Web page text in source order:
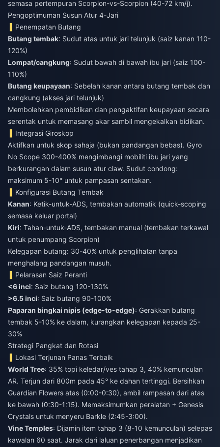
semasa pertempuran Scorpion-vs-Scorpion (40-72 km/j).
Pengoptimuman Susun Atur 4-Jari
Penempatan Butang
Butang tembak: Sudut atas untuk jari telunjuk (saiz kanan 110-
120%)
Lompat/cangkung: Sudut bawah di bawah ibu jari (saiz 100-
110%)
Butang keupayaan: Sebelah kanan antara butang tembak dan
cangkung (akses jari telunjuk)
Membolehkan pembidikan dan pengaktifan keupayaan secara
serentak untuk memasang akar sambil mengekalkan bidikan.
Integrasi Giroskop
Aktifkan untuk skop sahaja (bukan pandangan bebas). Gyro
No Scope 300-400% mengimbangi mobiliti ibu jari yang
berkurangan dalam susun atur claw. Sudut condong:
maksimum 5-10° untuk pampasan sentakan.
Konfigurasi Butang Tembak
Kanan: Ketik-untuk-ADS, tembakan automatik (quick-scoping
semasa keluar portal)
Kiri: Tahan-untuk-ADS, tembakan manual (tembakan terkawal
untuk penumpang Scorpion)
Kelegapan butang: 30-40% untuk penglihatan tanpa
menghalang pandangan musuh.
Pelarasan Saiz Peranti
<6 inci: Saiz butang 120-130%
>6.5 inci: Saiz butang 90-100%
Paparan bingkai nipis (edge-to-edge): Gerakkan butang
tembak 5-10% ke dalam, kurangkan kelegapan kepada 25-
30%
Strategi Pangkat dan Rotasi
Lokasi Terjunan Panas Terbaik
World Tree: 35% topi keledar/ves tahap 3, 40% kemunculan
AR. Terjun dari 800m pada 45° ke dahan tertinggi. Bersihkan
Guardian Flowers atas (0:00-0:30), ambil rampasan dari atas
ke bawah (0:30-1:15). Memaksimumkan peralatan + Genesis
Crystals untuk menyeru Barkle (2:45-3:00).
Vine Temples: Dijamin item tahap 3 (8-10 kemunculan) selepas
kawalan 60 saat. Jarak dari laluan penerbangan menjadikan